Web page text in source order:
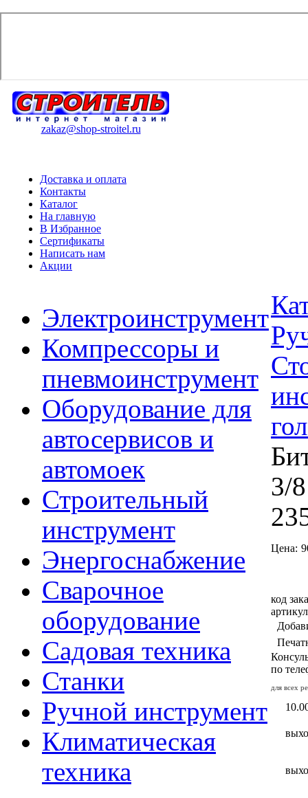
zakaz@shop-stroitel.ru
Доставка и оплата
Контакты
Каталог
На главную
В Избранное
Сертификаты
Написать нам
Акции
Электроинструмент
Компрессоры и
пневмоинструмент
Оборудование для
автосервисов и
автомоек
Строительный
инструмент
Энергоснабжение
Сварочное
оборудование
Садовая техника
Станки
Ручной инструмент
Климатическая
техника
3/
Цена:
код
по
для всех